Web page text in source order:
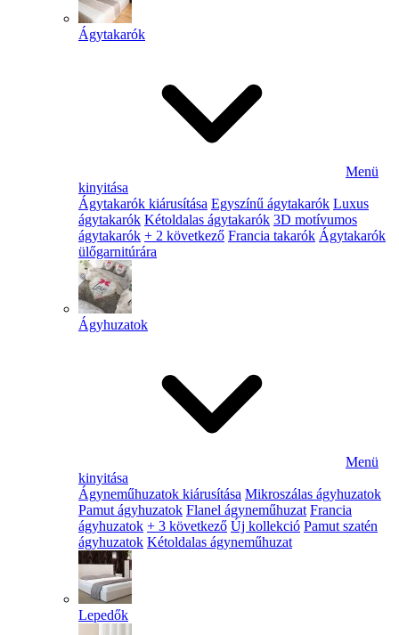
Ágytakarók
Menü
kinyitása
Ágytakarók kiárusítása Egyszínű ágytakarók Luxus
ágytakarók Kétoldalas ágytakarók 3D motívumos
ágytakarók + 2 következő Francia takarók Ágytakarók
ülőgarnitúrára
Ágyhuzatok
Menü
kinyitása
Ágyneműhuzatok kiárusítása Mikroszálas ágyhuzatok
Pamut ágyhuzatok Flanel ágyneműhuzat Francia
ágyhuzatok + 3 következő Új kollekció Pamut szatén
ágyhuzatok Kétoldalas ágyneműhuzat
Lepedők